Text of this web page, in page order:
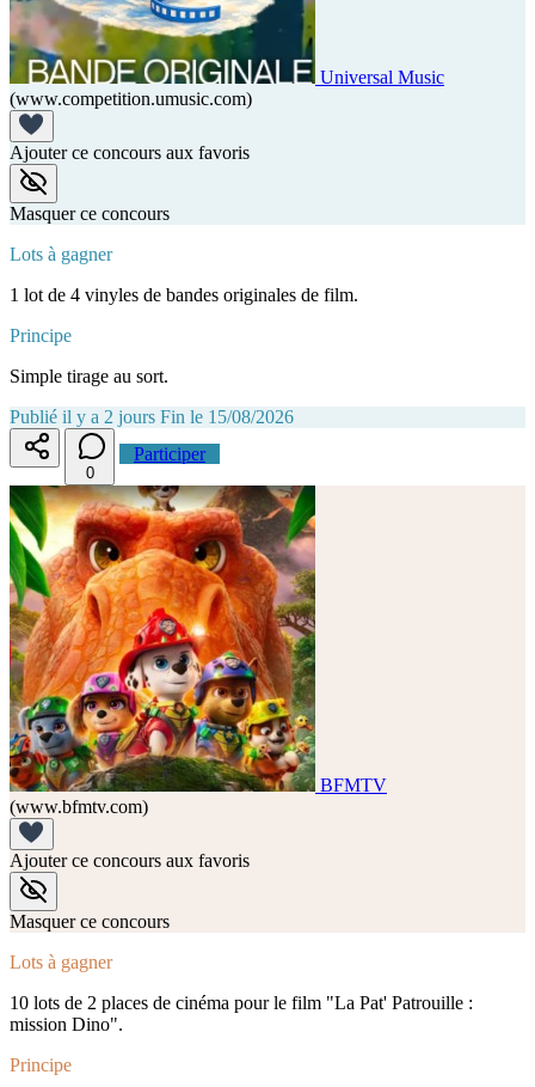
Universal Music
(www.competition.umusic.com)
Ajouter ce concours aux favoris
Masquer ce concours
Lots à gagner
1 lot de 4 vinyles de bandes originales de film.
Principe
Simple tirage au sort.
Publié il y a 2 jours Fin le 15/08/2026
0
Participer
BFMTV
(www.bfmtv.com)
Ajouter ce concours aux favoris
Masquer ce concours
Lots à gagner
10 lots de 2 places de cinéma pour le film "La Pat' Patrouille :
mission Dino".
Principe